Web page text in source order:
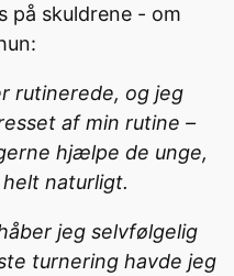
på skuldrene - om
rutinerede, og jeg
af min rutine –
hjælpe de unge,
naturligt.
jeg selvfølgelig
turnering havde jeg